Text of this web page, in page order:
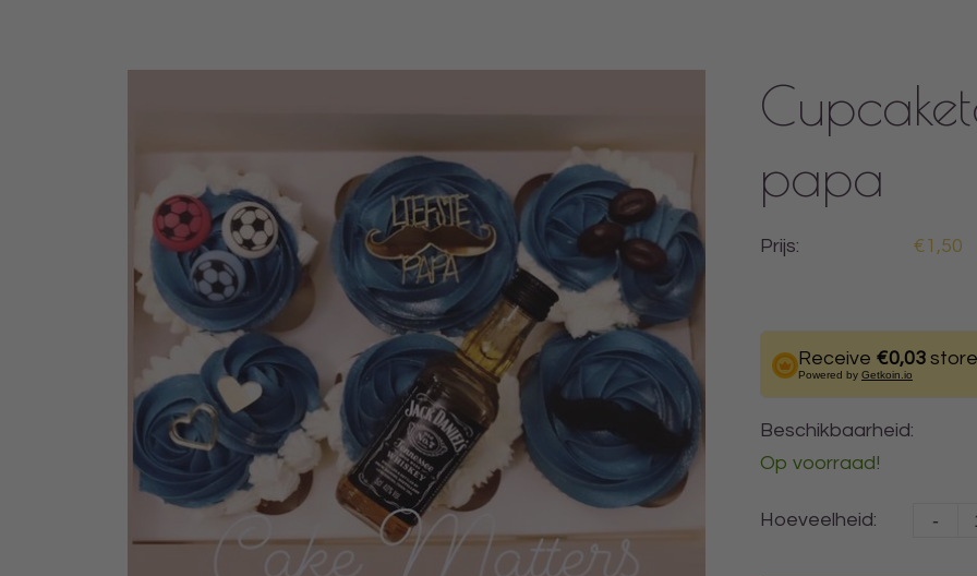
papa
Prijs: €1,50
Receive €0,03
Powered by Getkoin.io
Beschikbaarheid:
Op voorraad!
Hoeveelheid: -